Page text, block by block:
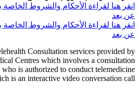
انقر هنا لقراءة الأحكام والشروط
عن بعد
انقر هنا لقراءة الأحكام والشروط
عن بعد
Consultation services provided by
Centres which involves a consultation
is authorized to conduct telemedicine
is an interactive video conversation call.